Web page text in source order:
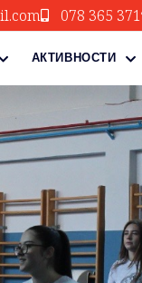
078 365 371
АКТИВНОСТИ